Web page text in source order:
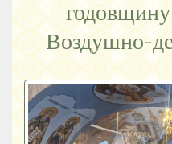
Воздушно-